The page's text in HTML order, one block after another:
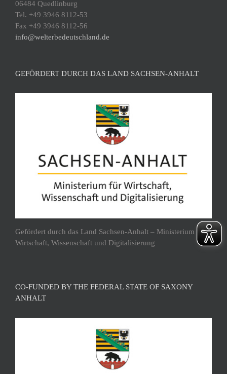
06484 Quedlinburg
Tel. +49 3946 8112-53
Fax +49 3946 8112-56
info@welterbedeutschland.de
GEFÖRDERT DURCH DAS LAND SACHSEN-ANHALT
Gefördert durch das Land Sachsen-Anhalt – Ministerium für
Wirtschaft, Wissenschaft und Digitalisierung
CO-FUNDED BY THE FEDERAL STATE OF SAXONY
ANHALT